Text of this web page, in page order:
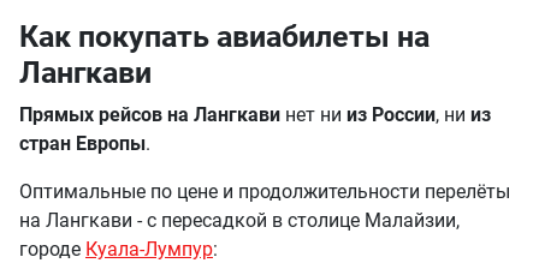
Как покупать авиабилеты на
Лангкави
Прямых рейсов на Лангкави нет ни из России, ни из
стран Европы.
Оптимальные по цене и продолжительности перелёты
на Лангкави - с пересадкой в столице Малайзии,
городе Куала-Лумпур: